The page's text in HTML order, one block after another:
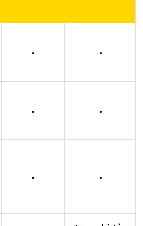
hộp số tự động 6 cấp